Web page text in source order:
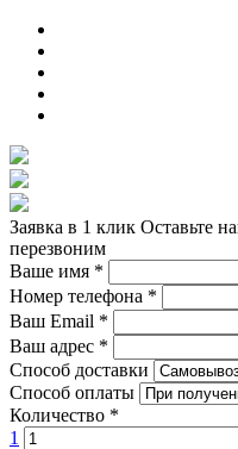
Заявка в 1 клик Оставьте
перезвоним
Ваше имя *
Номер телефона *
Ваш Email *
Ваш адрес *
Способ доставки
Способ оплаты
Количество *
1